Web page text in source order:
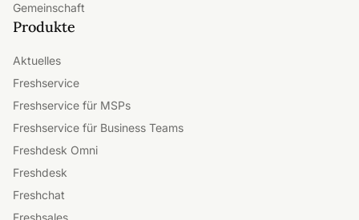
Gemeinschaft
Produkte
Aktuelles
Freshservice
Freshservice für MSPs
Freshservice für Business Teams
Freshdesk Omni
Freshdesk
Freshchat
Freshsales